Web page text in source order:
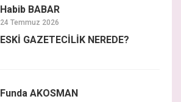
Habib BABAR
24 Temmuz 2026
ESKİ GAZETECİLİK NEREDE?
Funda AKOSMAN